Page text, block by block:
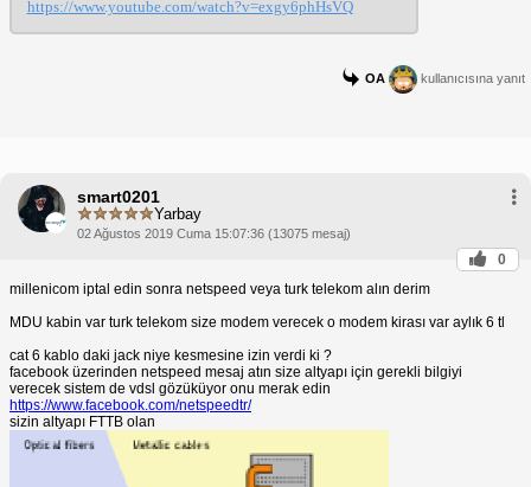
https://www.youtube.com/watch?v=exgy6phHsVQ
OA kullanıcısına yanıt
smart0201
Yarbay
02 Ağustos 2019 Cuma 15:07:36 (13075 mesaj)
0
millenicom iptal edin sonra netspeed veya turk telekom alın derim
MDU kabin var turk telekom size modem verecek o modem kirası var aylık 6 tl
cat 6 kablo daki jack niye kesmesine izin verdi ki ?
facebook üzerinden netspeed mesaj atın size altyapı için gerekli bilgiyi
verecek sistem de vdsl gözüküyor onu merak edin
https://www.facebook.com/netspeedtr/
sizin altyapı FTTB olan